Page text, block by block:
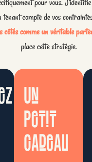
tenant compte de vos
côtés comme un véritable
place cette stratégie.
Un
petit
cadeau